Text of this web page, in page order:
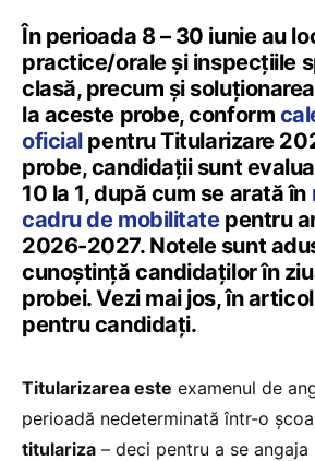
În perioada 8 – 30 iunie au
practice/orale și inspecțiile
clasă, precum şi
la aceste probe, conform
oficialpentru Titularizare
probe, candidații sunt
10 la 1, după cum se arată în
cadru de mobilitatepentru
2026-2027. Notele sunt
cunoștință candidaților în
probei. Vezi mai jos, în
pentru candidați.
Titularizarea este examenul de
perioadă nedeterminată într-o
titulariza – deci pentru a se